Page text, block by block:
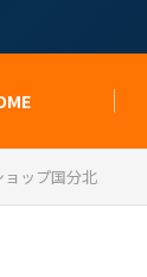
ョップ国分北